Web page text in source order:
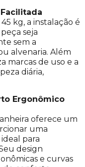
kg, a instalação é
seja
sem a
alvenaria. Além
marcas de uso e a
diária,
Ergonômico
oferece um
uma
para
design
e curvas